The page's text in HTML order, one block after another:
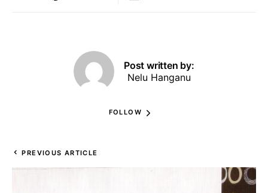
Post written by:
Nelu Hanganu
FOLLOW
PREVIOUS ARTICLE